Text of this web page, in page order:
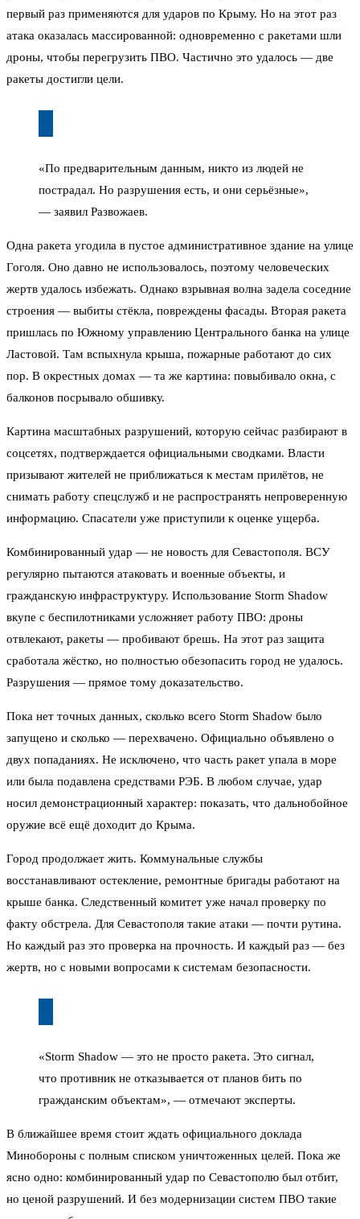
первый раз применяются для ударов по Крыму. Но на этот раз
атака оказалась массированной: одновременно с ракетами шли
дроны, чтобы перегрузить ПВО. Частично это удалось — две
ракеты достигли цели.
«По предварительным данным, никто из людей не
пострадал. Но разрушения есть, и они серьёзные»,
— заявил Развожаев.
Одна ракета угодила в пустое административное здание на улице
Гоголя. Оно давно не использовалось, поэтому человеческих
жертв удалось избежать. Однако взрывная волна задела соседние
строения — выбиты стёкла, повреждены фасады. Вторая ракета
пришлась по Южному управлению Центрального банка на улице
Ластовой. Там вспыхнула крыша, пожарные работают до сих
пор. В окрестных домах — та же картина: повыбивало окна, с
балконов посрывало обшивку.
Картина масштабных разрушений, которую сейчас разбирают в
соцсетях, подтверждается официальными сводками. Власти
призывают жителей не приближаться к местам прилётов, не
снимать работу спецслужб и не распространять непроверенную
информацию. Спасатели уже приступили к оценке ущерба.
Комбинированный удар — не новость для Севастополя. ВСУ
регулярно пытаются атаковать и военные объекты, и
гражданскую инфраструктуру. Использование Storm Shadow
вкупе с беспилотниками усложняет работу ПВО: дроны
отвлекают, ракеты — пробивают брешь. На этот раз защита
сработала жёстко, но полностью обезопасить город не удалось.
Разрушения — прямое тому доказательство.
Пока нет точных данных, сколько всего Storm Shadow было
запущено и сколько — перехвачено. Официально объявлено о
двух попаданиях. Не исключено, что часть ракет упала в море
или была подавлена средствами РЭБ. В любом случае, удар
носил демонстрационный характер: показать, что дальнобойное
оружие всё ещё доходит до Крыма.
Город продолжает жить. Коммунальные службы
восстанавливают остекление, ремонтные бригады работают на
крыше банка. Следственный комитет уже начал проверку по
факту обстрела. Для Севастополя такие атаки — почти рутина.
Но каждый раз это проверка на прочность. И каждый раз — без
жертв, но с новыми вопросами к системам безопасности.
«Storm Shadow — это не просто ракета. Это сигнал,
что противник не отказывается от планов бить по
гражданским объектам», — отмечают эксперты.
В ближайшее время стоит ждать официального доклада
Минобороны с полным списком уничтоженных целей. Пока же
ясно одно: комбинированный удар по Севастополю был отбит,
но ценой разрушений. И без модернизации систем ПВО такие